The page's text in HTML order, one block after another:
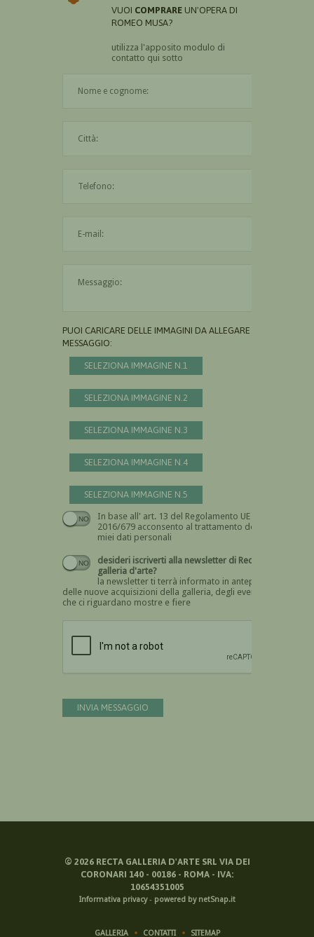
VUOI COMPRARE UN'OPERA DI
ROMEO MUSA?
utilizza l'apposito modulo di
contatto qui sotto
PUOI CARICARE DELLE IMMAGINI DA ALLEGARE AL
MESSAGGIO:
SELEZIONA IMMAGINE N.1
SELEZIONA IMMAGINE N.2
SELEZIONA IMMAGINE N.3
SELEZIONA IMMAGINE N.4
SELEZIONA IMMAGINE N.5
In base all' art. 13 del Regolamento UE n.
2016/679 acconsento al trattamento dei
miei dati personali
Devi dare il consenso
desideri iscriverti alla newsletter di Recta
galleria d'arte?
la newsletter ti terrà informato in anteprima
delle nuove acquisizioni della galleria, degli eventi
che ci riguardano mostre e fiere
INVIA MESSAGGIO
© 2026RECTA GALLERIA D'ARTE SRL VIA DEI
CORONARI 140 - 00186 - ROMA - IVA:
10654351005
Informativa privacy- powered by netSnap.it
GALLERIA CONTATTI SITEMAP